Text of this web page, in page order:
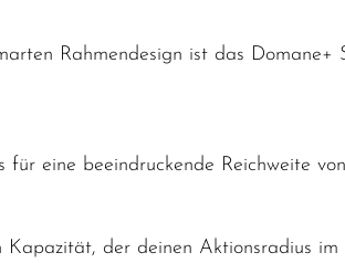
Rahmendesign ist das Domane+
eine beeindruckende Reichweite
der deinen Aktionsradius im